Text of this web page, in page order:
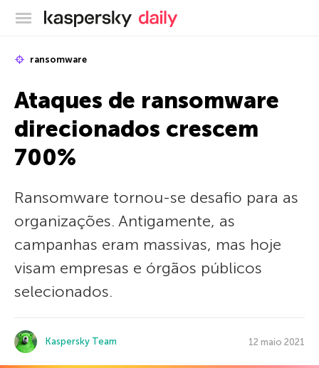
Blog oficial da Kaspersky
ransomware
Ataques de ransomware
direcionados crescem
700%
Ransomware tornou-se desafio para as
organizações. Antigamente, as
campanhas eram massivas, mas hoje
visam empresas e órgãos públicos
selecionados.
Kaspersky Team 12 maio 2021